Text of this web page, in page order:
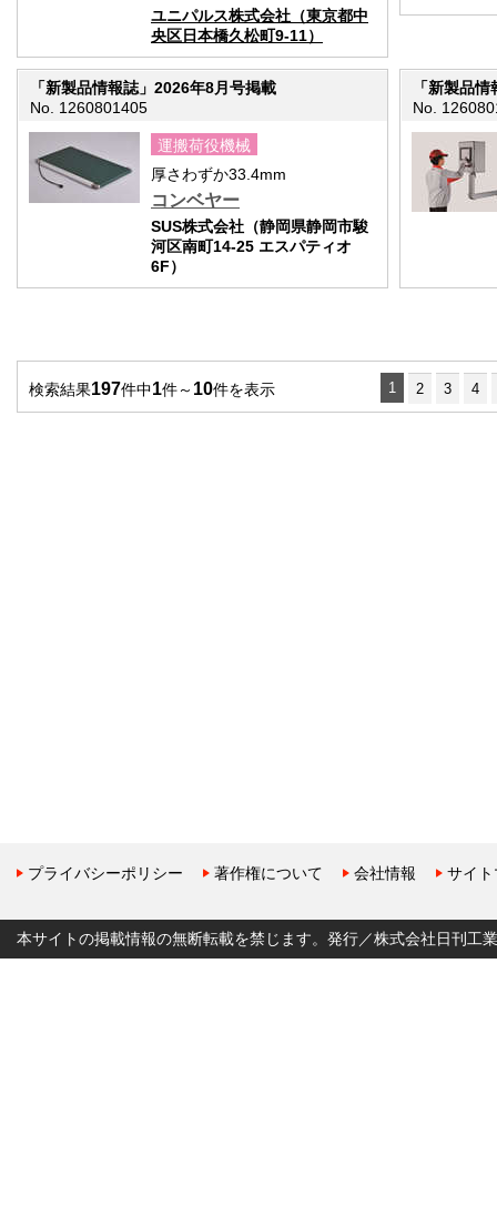
ユニパルス株式会社（東京都中
央区日本橋久松町9-11）
「新製品情報誌」2026年8月号掲載
No. 1260801405
運搬荷役機械
厚さわずか33.4mm
コンベヤー
SUS株式会社（静岡県静岡市駿
河区南町14-25 エスパティオ
6F）
「新製品
No.
検索結果197件中1件～ 10件を表示 1 2 3 4
プライバシーポリシー 著作権について 会社情報 サイ
本サイトの掲載情報の無断転載を禁じます。発行／株式会社日刊